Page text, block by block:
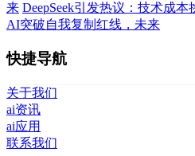
来 DeepSeek引发热议：技术成本
AI突破自我复制红线，未来
快捷导航
关于我们
ai资讯
ai应用
联系我们